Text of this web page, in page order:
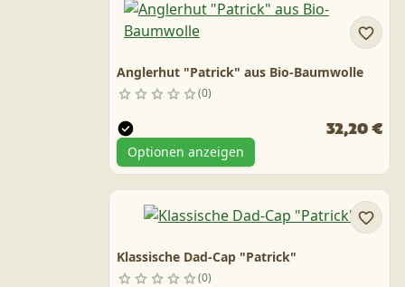
Anglerhut "Patrick" aus Bio-Baumwolle
0
32,20 €
Optionen anzeigen
Klassische Dad-Cap "Patrick"
0